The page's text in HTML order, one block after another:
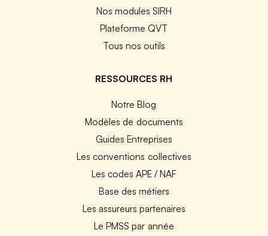
Nos modules SIRH
Plateforme QVT
Tous nos outils
RESSOURCES RH
Notre Blog
Modèles de documents
Guides Entreprises
Les conventions collectives
Les codes APE / NAF
Base des métiers
Les assureurs partenaires
Le PMSS par année